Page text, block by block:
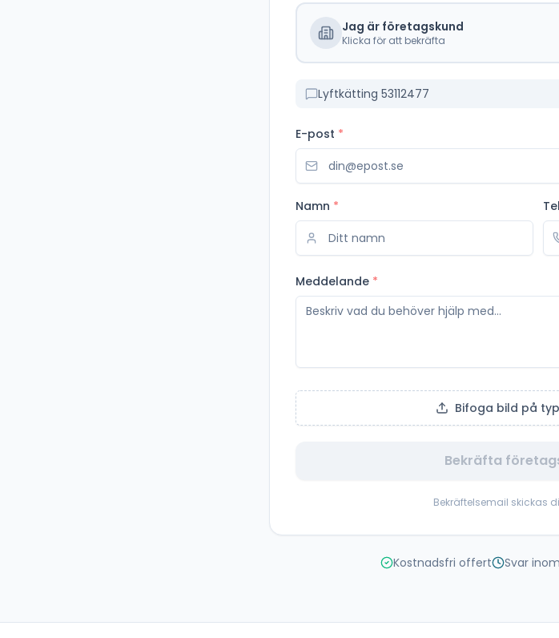
Jag är företagskund
Klicka för att bekräfta
Lyftkätting 53112477
E-post *
Namn *
Meddelande *
Bifoga bild på
Bekräfta
Bekräftelsemail skickas
Kostnadsfri offert Svar